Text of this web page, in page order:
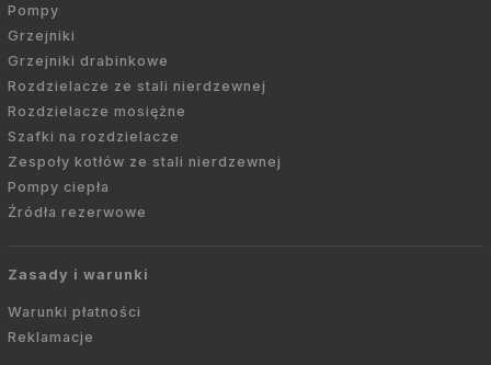
Pompy
Grzejniki
Grzejniki drabinkowe
Rozdzielacze ze stali nierdzewnej
Rozdzielacze mosiężne
Szafki na rozdzielacze
Zespoły kotłów ze stali nierdzewnej
Pompy ciepła
Źródła rezerwowe
Zasady i warunki
Warunki płatności
Reklamacje